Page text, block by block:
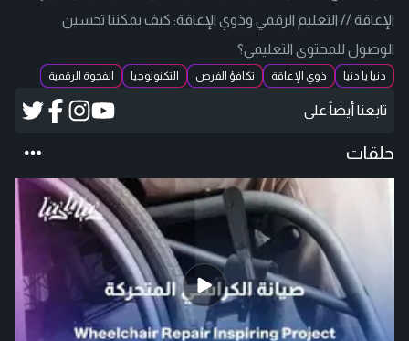
الإعاقة // التعليم الرقمي وذوي الإعاقة: كيف يمكننا تحسين
الوصول للمحتوى التعليمي؟
دنيا يا دنيا ذوي الإعاقة تكافؤ الفرص التكنولوجيا الفجوة الرقمية
تابعنا أيضاً على
حلقات